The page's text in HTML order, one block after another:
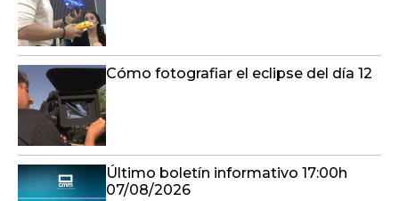
Cómo fotografiar el eclipse del día 12
Último boletín informativo 17:00h
07/08/2026